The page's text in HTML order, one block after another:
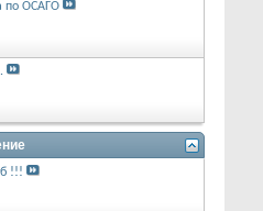
по ОСАГО
!!!